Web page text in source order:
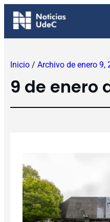
Saltar
Inicio / Archivo de enero 9,
9 de enero